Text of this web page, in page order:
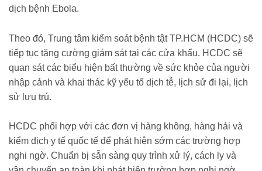
dịch bệnh Ebola.
Theo đó, Trung tâm kiểm soát bệnh tật TP.HCM (HCDC) sẽ
tiếp tục tăng cường giám sát tại các cửa khẩu. HCDC sẽ
quan sát các biểu hiện bất thường về sức khỏe của người
nhập cảnh và khai thác kỹ yếu tố dịch tễ, lịch sử đi lại, lịch
sử lưu trú.
HCDC phối hợp với các đơn vị hàng không, hàng hải và
kiểm dịch y tế quốc tế để phát hiện sớm các trường hợp
nghi ngờ. Chuẩn bị sẵn sàng quy trình xử lý, cách ly và